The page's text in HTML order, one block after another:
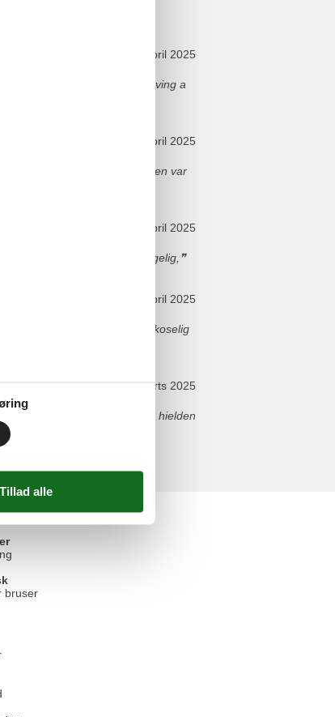
april 2025
it easy to prepare meals, Having a
april 2025
føltes luksuriøst, og havutsikten var
april 2025
oppholdet vårt enda mer hyggelig,
april 2025
å ha både et spiserom og et koselig
marts 2025
ruim en comfortabel, en we hielden
bruser